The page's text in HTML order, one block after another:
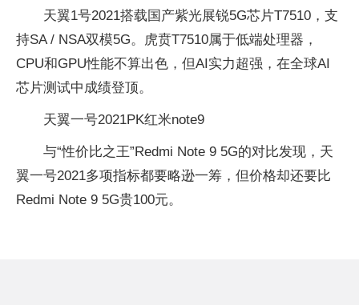
天翼1号2021搭载国产紫光展锐5G芯片T7510，支
持SA / NSA双模5G。虎贲T7510属于低端处理器，
CPU和GPU性能不算出色，但AI实力超强，在全球AI
芯片测试中成绩登顶。
天翼一号2021PK红米note9
与“性价比之王”Redmi Note 9 5G的对比发现，天
翼一号2021多项指标都要略逊一筹，但价格却还要比
Redmi Note 9 5G贵100元。